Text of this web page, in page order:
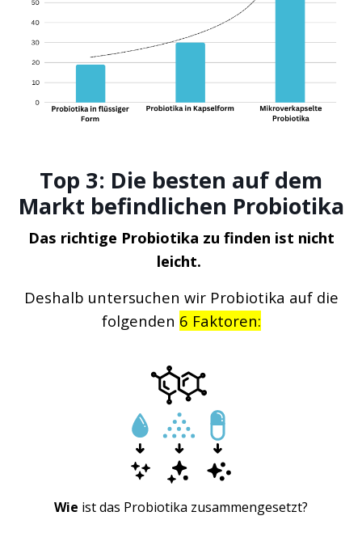
Top 3: Die besten auf dem
Markt befindlichen Probiotika
Das richtige Probiotika zu finden ist nicht
leicht.
Deshalb untersuchen wir Probiotika auf die
folgenden 6 Faktoren:
Wie ist das Probiotika zusammengesetzt?